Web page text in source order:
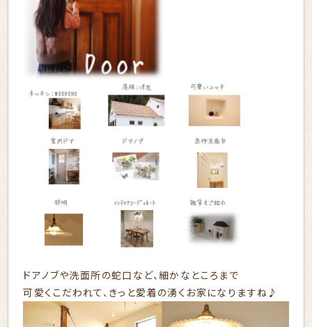
ドアノブや洗面所の蛇口など、細かなところまで
可愛くこだわれて、きっと愛着の湧くお家になりますね♪